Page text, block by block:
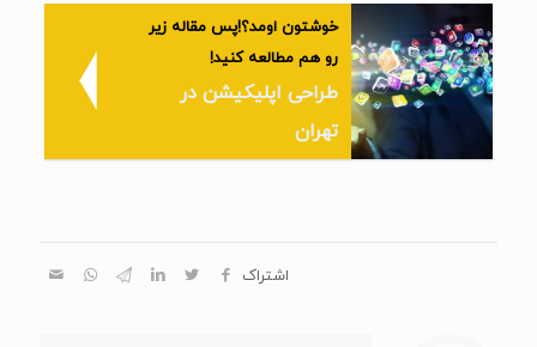
خوشتون اومد؟!پس مقاله زیر
رو هم مطالعه کنید!
طراحی اپلیکیشن در
تهران
اشتراک